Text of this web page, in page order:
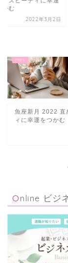
かむ
2022年3月2日
魚座新月 2022 直
ィに幸運をつかむ
Online ビジ